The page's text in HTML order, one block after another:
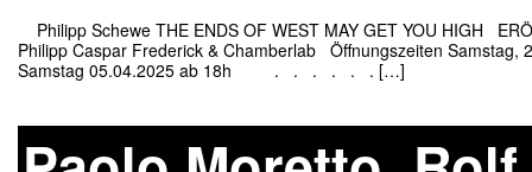
Philipp Schewe THE ENDS OF WEST MAY GET YOU HIGH
Philipp Caspar Frederick & Chamberlab Öffnungszeiten
Samstag 05.04.2025 ab 18h . . . . . . […]